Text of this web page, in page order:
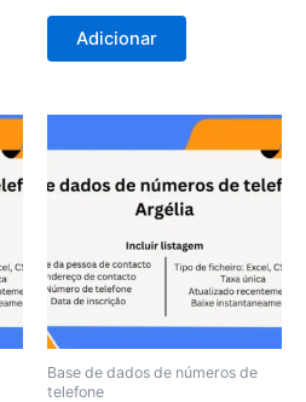
Adicionar
Base de dados de números de
telefone